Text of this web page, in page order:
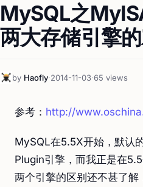
MySQL之
两大存储引擎
by Haofly·2014-11-03·65 views
参考： http://
MySQL在5.5X开始，默认
Plugin引擎，而我正是在
两个引擎的区别还不甚了